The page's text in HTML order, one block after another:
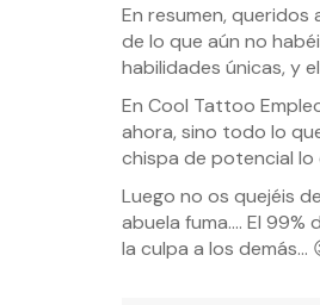
En resumen,
de lo que aún no
habilidades únicas, y
En Cool Tattoo
ahora, sino todo lo
chispa de potencial
Luego no os quejéis
abuela fuma…. El 99%
la culpa a los demás…